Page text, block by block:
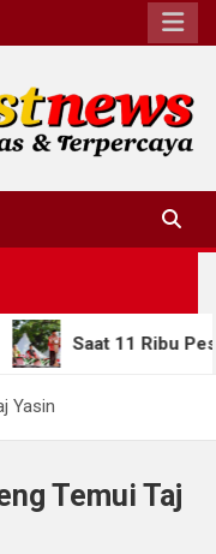
Saat 11 Ribu Pesilat
Yasin
Temui Taj